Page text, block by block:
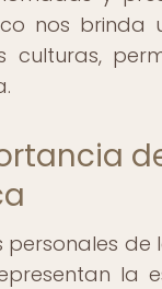
nos brinda
culturas,
personales
la